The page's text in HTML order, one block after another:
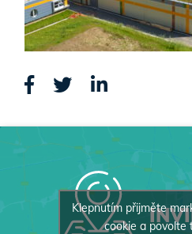
Klepnutím přijměte
cookie a povolte